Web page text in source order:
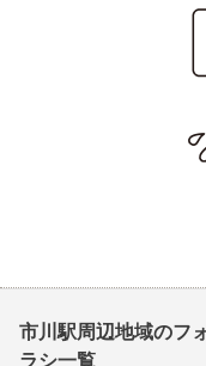
市川駅周辺地域のフ
ラシ一覧